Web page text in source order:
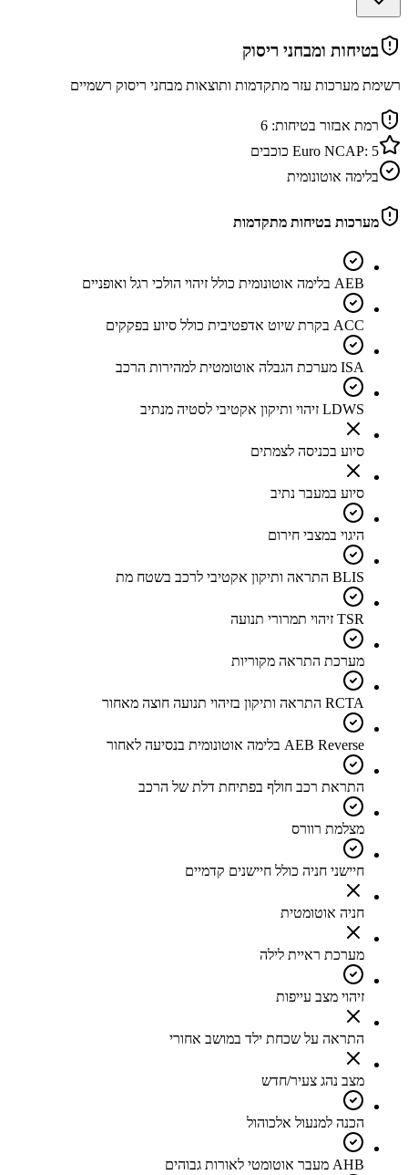
בטיחות ומבחני ריסוק
רשימת מערכות עזר מתקדמות ותוצאות מבחני ריסוק רשמיים
רמת אבזור בטיחות: 6
Euro NCAP: 5
כוכבים
בלימה אוטונומית
מערכות בטיחות מתקדמות
AEB בלימה אוטונומית כולל זיהוי הולכי רגל ואופניים
ACC בקרת שיוט אדפטיבית כולל סיוע בפקקים
ISA מערכת הגבלה אוטומטית למהירות הרכב
LDWS זיהוי ותיקון אקטיבי לסטיה מנתיב
סיוע בכניסה לצמתים
סיוע במעבר נתיב
היגוי במצבי חירום
BLIS התראה ותיקון אקטיבי לרכב בשטח מת
TSR זיהוי תמרורי תנועה
מערכת התראה מקוריות
RCTA התראה ותיקון בזיהוי תנועה חוצה מאחור
AEB Reverse בלימה אוטונומית בנסיעה לאחור
התראת רכב חולף בפתיחת דלת של הרכב
מצלמת רוורס
חיישני חניה כולל חיישנים קדמיים
חניה אוטומטית
מערכת ראיית לילה
זיהוי מצב עייפות
התראה על שכחת ילד במושב אחורי
מצב נהג צעיר/חדש
הכנה למנעול אלכוהול
AHB מעבר אוטומטי לאורות גבוהים